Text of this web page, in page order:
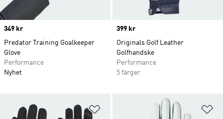
Price
349 kr
Predator Training Goalkeeper
Glove
Performance
Nyhet
Price
399 kr
Originals Golf Leather
Golfhandske
Performance
5 färger
Lägg till på önskelistan